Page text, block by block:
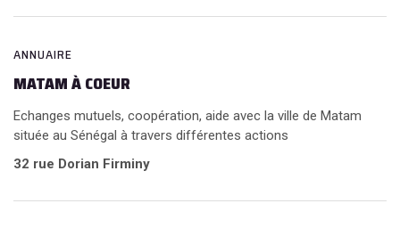
ANNUAIRE
MATAM À COEUR
Echanges mutuels, coopération, aide avec la ville de Matam
située au Sénégal à travers différentes actions
32 rue Dorian Firminy